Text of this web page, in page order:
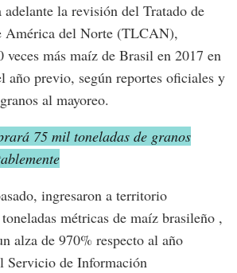
la revisión del Tratado de
América del Norte (TLCAN),
más maíz de Brasil en 2017 en
año previo, según reportes oficiales y
al mayoreo.
75 mil toneladas de granos
ingresaron a territorio
métricas de maíz brasileño ,
alza de 970% respecto al año
Servicio de Información